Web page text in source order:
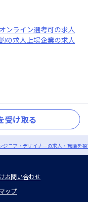
オンライン選考可の求人
の求人上場企業の求人
受け取る
ジニア・デザイナーの求人・転職を
お問い合わせ
ップ